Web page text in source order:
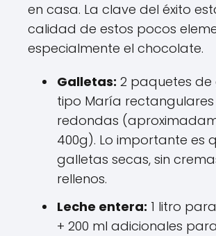
en casa. La clave del éxito
calidad de estos pocos
especialmente el chocolate.
Galletas: 2 paquetes
tipo María
redondas
400g). Lo importante es
galletas secas, sin
rellenos.
Leche entera: 1 litro
+ 200 ml adicionales